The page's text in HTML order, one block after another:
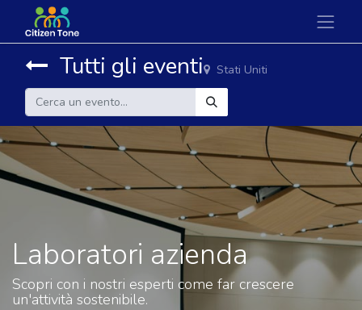
Tutti gli eventi Stati Uniti
Laboratori azienda
Scopri con i nostri esperti come far crescere
un'attività sostenibile.